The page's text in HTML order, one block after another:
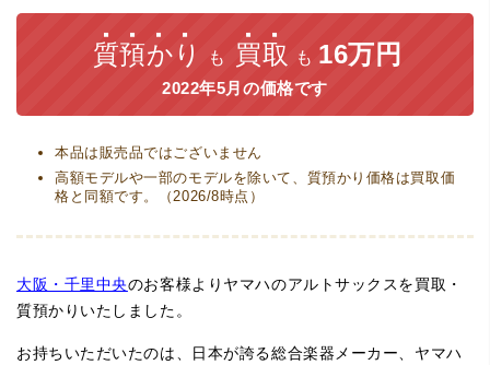
質預かり も 買取 も 16万円
2022年5月の価格です
本品は販売品ではございません
高額モデルや一部のモデルを除いて、質預かり価格は買取価
格と同額です。（2026/8時点）
大阪・千里中央のお客様よりヤマハのアルトサックスを買取・
質預かりいたしました。
お持ちいただいたのは、日本が誇る総合楽器メーカー、ヤマハ